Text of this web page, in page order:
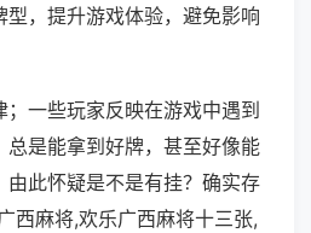
，提升游戏体验，避免影响
一些玩家反映在游戏中遇到
总是能拿到好牌，甚至好像能
由此怀疑是不是有挂？确实存
西麻将,欢乐广西麻将十三张,